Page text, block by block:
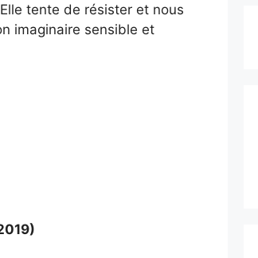
tente de résister et nous
imaginaire sensible et